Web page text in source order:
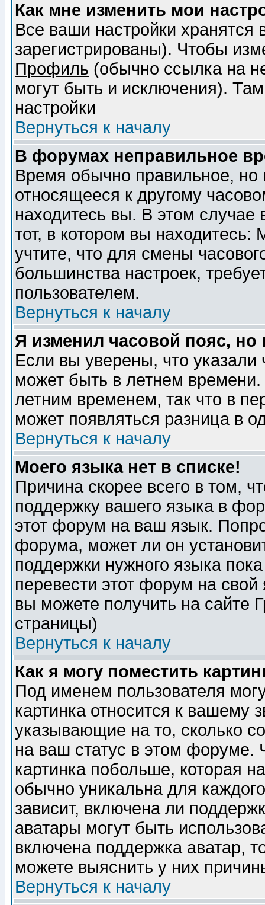
Как мне изменить мои
Все ваши настройки
зарегистрированы). Чтобы
Профиль (обычно ссылка на
могут быть и исключения).
настройки
Вернуться к началу
В форумах неправильное
Время обычно правильное,
относящееся к другому
находитесь вы. В этом
тот, в котором вы
учтите, что для смены
большинства настроек,
пользователем.
Вернуться к началу
Я изменил часовой пояс,
Если вы уверены, что указали
может быть в летнем
летним временем, так что в
может появляться разница в
Вернуться к началу
Моего языка нет в списке!
Причина скорее всего в том,
поддержку вашего языка в
этот форум на ваш язык.
форума, может ли он
поддержки нужного языка
перевести этот форум на
вы можете получить на сайте
страницы)
Вернуться к началу
Как я могу поместить
Под именем пользователя
картинка относится к вашему
указывающие на то, сколько
на ваш статус в этом форуме.
картинка побольше, которая
обычно уникальна для
зависит, включена ли
аватары могут быть
включена поддержка аватар,
можете выяснить у них
Вернуться к началу